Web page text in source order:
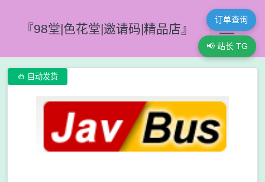
『98堂|色花堂|邀请码|精品店』
订单查询
📢 站长 TG
 自动发货